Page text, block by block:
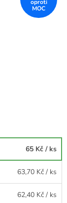
65 Kč / ks
63,70 Kč / ks
62,40 Kč / ks